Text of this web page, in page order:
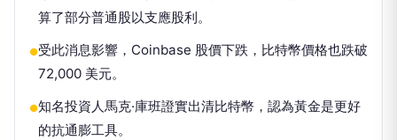
算了部分普通股以支應股利。
●受此消息影響，Coinbase 股價下跌，比特幣價格也跌破
72,000 美元。
●知名投資人馬克·庫班證實出清比特幣，認為黃金是更好
的抗通膨工具。